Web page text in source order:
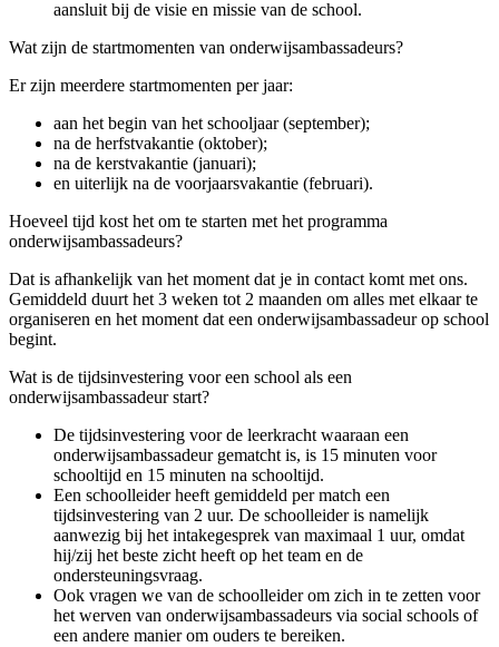
aansluit bij de visie en missie van de school.
Wat zijn de startmomenten van onderwijsambassadeurs?
Er zijn meerdere startmomenten per jaar:
aan het begin van het schooljaar (september);
na de herfstvakantie (oktober);
na de kerstvakantie (januari);
en uiterlijk na de voorjaarsvakantie (februari).
Hoeveel tijd kost het om te starten met het programma
onderwijsambassadeurs?
Dat is afhankelijk van het moment dat je in contact komt met ons.
Gemiddeld duurt het 3 weken tot 2 maanden om alles met elkaar te
organiseren en het moment dat een onderwijsambassadeur op school
begint.
Wat is de tijdsinvestering voor een school als een
onderwijsambassadeur start?
De tijdsinvestering voor de leerkracht waaraan een
onderwijsambassadeur gematcht is, is 15 minuten voor
schooltijd en 15 minuten na schooltijd.
Een schoolleider heeft gemiddeld per match een
tijdsinvestering van 2 uur. De schoolleider is namelijk
aanwezig bij het intakegesprek van maximaal 1 uur, omdat
hij/zij het beste zicht heeft op het team en de
ondersteuningsvraag.
Ook vragen we van de schoolleider om zich in te zetten voor
het werven van onderwijsambassadeurs via social schools of
een andere manier om ouders te bereiken.